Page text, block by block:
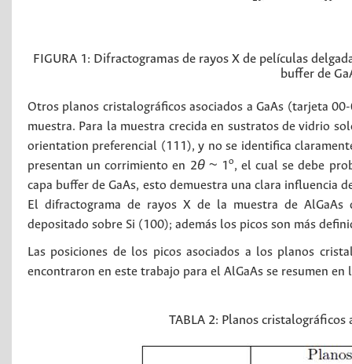
FIGURA 1: Difractogramas de rayos X de películas
buffer de
Otros planos cristalográficos asociados a GaAs (tarjeta
muestra. Para la muestra crecida en sustratos de vidrio
orientation preferencial (111), y no se identifica
presentan un corrimiento en 2θ~ 1 o, el cual se debe
capa buffer de GaAs, esto demuestra una clara influencia
El difractograma de rayos X de la muestra de
depositado sobre Si (100); además los picos son más
Las posiciones de los picos asociados a los planos
encontraron en este trabajo para el AlGaAs se resumen en
TABLA 2: Planos cristalográficos